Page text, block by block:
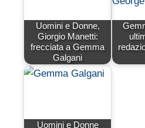
Uomini e Donne,
Giorgio Manetti:
frecciata a Gemma
Galgani
Uomini e Donne